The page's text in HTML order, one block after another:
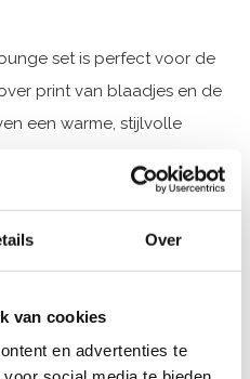
Over
van cookies
en advertenties te
set is perfect voor de
print van blaadjes en de
een warme, stijlvolle
katoen, 5% elastaan) biedt
het Charlie Choe